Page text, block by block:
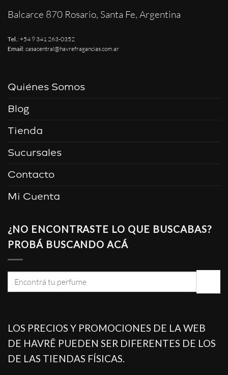
Balcarce 870 Rosario, Santa Fe, Argentina
Tel.: +54 9 341 263-0352
Email: casacentral@havrefragancias.com.ar
Quiénes Somos
Blog
Tienda
Sucursales
Contacto
Mi Cuenta
¿NO ENCONTRASTE LO QUE BUSCABAS?
PROBÁ BUSCANDO ACÁ
Buscar
por:
LOS PRECIOS Y PROMOCIONES DE LA WEB
DE HAVRÊ PUEDEN SER DIFERENTES DE LOS
DE LAS TIENDAS FÍSICAS.